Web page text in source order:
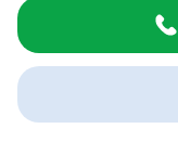
1
of
3